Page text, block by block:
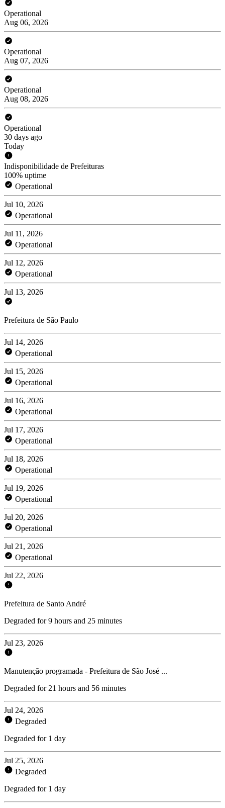
Operational
Aug 06, 2026
Operational
Aug 07, 2026
Operational
Aug 08, 2026
Operational
30 days ago
Today
Indisponibilidade de Prefeituras
100% uptime
Operational
Jul 10, 2026
Operational
Jul 11, 2026
Operational
Jul 12, 2026
Operational
Jul 13, 2026
Prefeitura de São Paulo
Jul 14, 2026
Operational
Jul 15, 2026
Operational
Jul 16, 2026
Operational
Jul 17, 2026
Operational
Jul 18, 2026
Operational
Jul 19, 2026
Operational
Jul 20, 2026
Operational
Jul 21, 2026
Operational
Jul 22, 2026
Prefeitura de Santo André
Degraded for 9 hours and 25 minutes
Jul 23, 2026
Manutenção programada - Prefeitura de São José ...
Degraded for 21 hours and 56 minutes
Jul 24, 2026
Degraded
Degraded for 1 day
Jul 25, 2026
Degraded
Degraded for 1 day